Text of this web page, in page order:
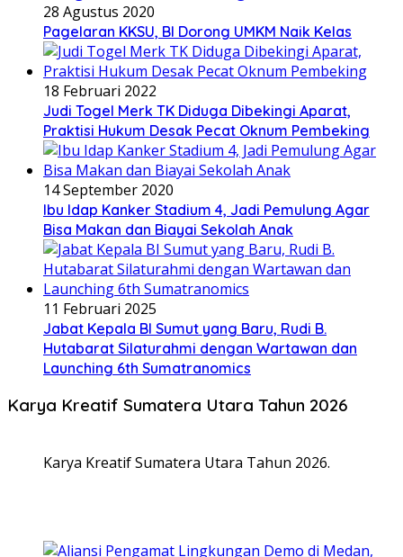
28 Agustus 2020
Pagelaran KKSU, BI Dorong UMKM Naik Kelas
18 Februari 2022
Judi Togel Merk TK Diduga Dibekingi Aparat,
Praktisi Hukum Desak Pecat Oknum Pembeking
14 September 2020
Ibu Idap Kanker Stadium 4, Jadi Pemulung Agar
Bisa Makan dan Biayai Sekolah Anak
11 Februari 2025
Jabat Kepala BI Sumut yang Baru, Rudi B.
Hutabarat Silaturahmi dengan Wartawan dan
Launching 6th Sumatranomics
Karya Kreatif Sumatera Utara Tahun 2026
Karya Kreatif Sumatera Utara Tahun 2026.